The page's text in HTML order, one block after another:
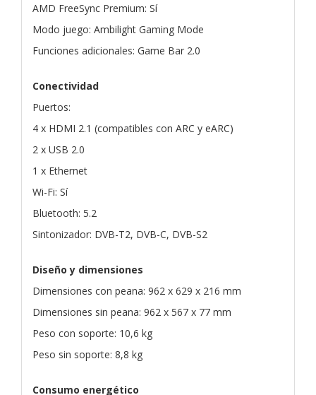
AMD FreeSync Premium: Sí
Modo juego: Ambilight Gaming Mode
Funciones adicionales: Game Bar 2.0
Conectividad
Puertos:
4 x HDMI 2.1 (compatibles con ARC y eARC)
2 x USB 2.0
1 x Ethernet
Wi-Fi: Sí
Bluetooth: 5.2
Sintonizador: DVB-T2, DVB-C, DVB-S2
Diseño y dimensiones
Dimensiones con peana: 962 x 629 x 216 mm
Dimensiones sin peana: 962 x 567 x 77 mm
Peso con soporte: 10,6 kg
Peso sin soporte: 8,8 kg
Consumo energético